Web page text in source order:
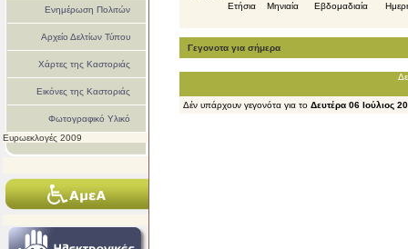
Ενημέρωση Πολιτών
Αρχείο Δελτίων Τύπου
Χάρτες της Καστοριάς
Εικόνες της Καστοριάς
Φωτογραφικό Υλικό
Ευρωεκλογές 2009
Ετήσια Μηνιαία Εβδομαδιαία
Γεγονοτα για σήμερα
Δέν υπάρχουν γεγονότα για το Δευτέρα 06 Ιούλιος